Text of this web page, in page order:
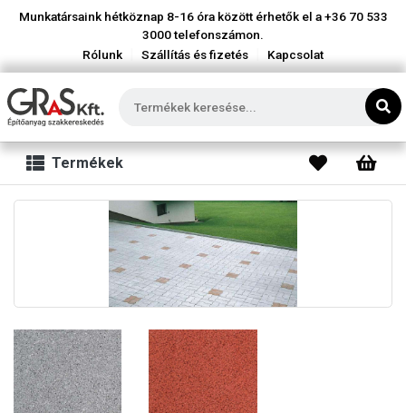
Munkatársaink hétköznap 8-16 óra között érhetők el a+36 70 533
3000telefonszámon.
Rólunk
Szállítás és fizetés Kapcsolat
Termékek